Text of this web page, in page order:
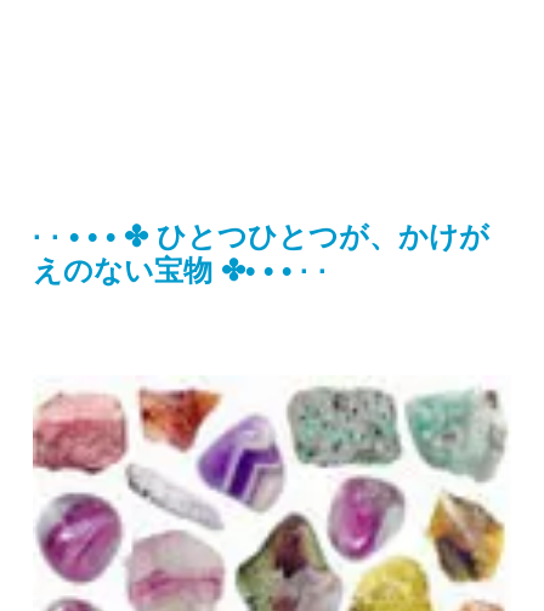
· · • • • ✤ ひとつひとつが、かけが
えのない宝物 ✤• • • · ·